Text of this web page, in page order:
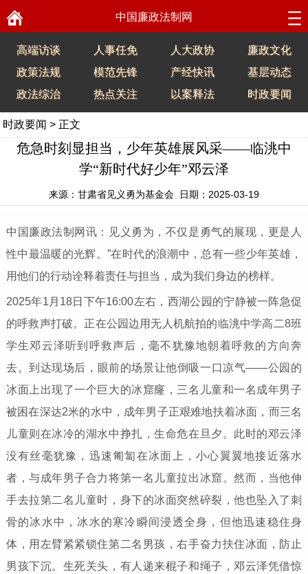
中国廉政法制网
高端访谈 人事任免 人大政协
廉政文化
政策法规
模范先锋 产经快讯
基层动态
政法综治
热点关注 以案释法 时政要闻
时政要闻 > 正文
危急时刻显担当，少年英雄展风采——临洮中
学“新时代好少年”邓云泽
来源：甘肃省见义勇为基金会 日期：2025-03-19
中国廉政法制网讯：见义勇为，不仅是勇气的展现，更是人
性中最温暖的光辉。”在时代的浪潮中，总有一些少年英雄，
用他们的行动诠释着责任与担当，成为我们身边的榜样。
2025年1月18日下午16:00左右，西湖公园的宁静被一阵急促
的呼救声打破。正在公园边用无人机航拍的临洮中学高二8班
学生邓云泽听到呼救声后，毫不犹豫地朝着呼救的方向奔
去。到达现场后，眼前的场景让他倒吸一口凉气——公园的
冰面上出现了一个巨大的冰窟窿，三名儿童和一名成年男子
被困在深达2米的水中，成年男子正艰难地扶着冰面，而三名
儿童则在冰冷的湖水中挣扎，生命危在旦夕。此时的邓云泽
没有丝毫犹豫，迅速匍匐在冰面上，小心翼翼地接近落水
者，与成年男子合力将第一名儿童拉出冰窟。然而，当他伸
手去拉第二名儿童时，身下的冰面突然碎裂，他也坠入了刺
骨的冰水中，冰水的寒冷瞬间浸透全身，但他迅速稳住身
体，用左臂紧紧锁住第二名男孩，右手奋力扶住冰面，防止
男孩下沉。生死关头，有人递来棍子和绳子，邓云泽凭借惊